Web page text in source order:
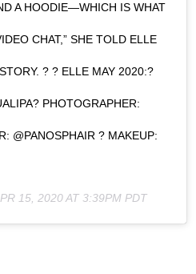
A HOODIE—WHICH IS WHAT
CHAT,” SHE TOLD ELLE
? ? ELLE MAY 2020:?
PHOTOGRAPHER:
@PANOSPHAIR ? MAKEUP:
15, 2020 AT 3:39PM PDT